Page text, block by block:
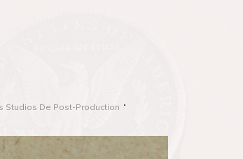
Studios De Post-Production